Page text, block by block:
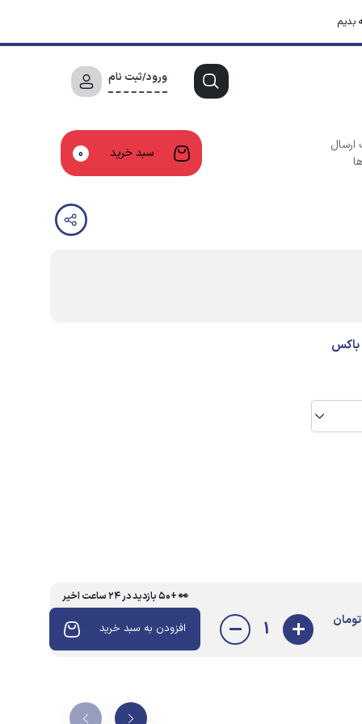
بدیم
ورود/ثبت نام
ارسال
سبد خرید 0
باکس
تومان 1
👀 +۵۰ بازدید در ۲۴ ساعت اخیر
افزودن به سبد خرید